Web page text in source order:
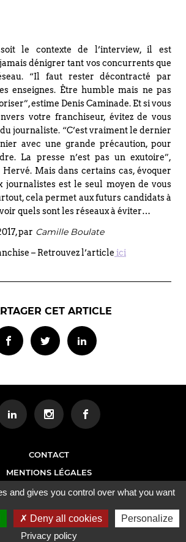
le contexte de l’interview, il est
dénigrer tant vos concurrents que
“Il faut rester décontracté par
enseignes. Être humble mais ne pas
estime Denis Caminade. Et si vous
votre franchiseur, évitez de vous
journaliste. “C’est vraiment le dernier
avec une grande précaution, pour
La presse n’est pas un exutoire”,
Mais dans certains cas, évoquer
journalistes est le seul moyen de vous
cela permet aux futurs candidats à
quels sont les réseaux à éviter…
par Camille Boulate
– Retrouvez l’article ici
CET ARTICLE
CONTACT
MENTIONS LÉGALES
and gives you control over what you want
Deny all cookies
Personalize
Privacy policy